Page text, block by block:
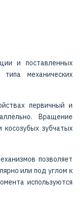
и поставленных
механических
первичный и
Вращение
зубчатых
позволяет
или под углом к
используются